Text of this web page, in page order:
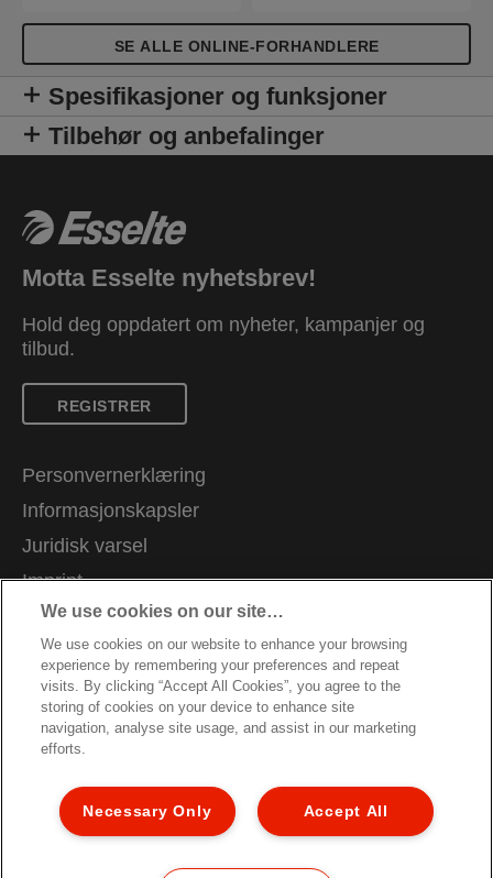
SE ALLE ONLINE-FORHANDLERE
Spesifikasjoner og funksjoner
Tilbehør og anbefalinger
Motta Esselte nyhetsbrev!
Hold deg oppdatert om nyheter, kampanjer og
tilbud.
REGISTRER
Personvernerklæring
Informasjonskapsler
Juridisk varsel
Imprint
Administrer mine data
Kundeservice
Karriere
Veiledning for resirkulering av emballasje
Garantibetingelser
Samsvarserklæringer
Nettstedkart
We use cookies on our site…
We use cookies on our website to enhance your browsing
experience by remembering your preferences and repeat
visits. By clicking “Accept All Cookies”, you agree to the
storing of cookies on your device to enhance site
navigation, analyse site usage, and assist in our marketing
efforts.
Accept All
Necessary Only